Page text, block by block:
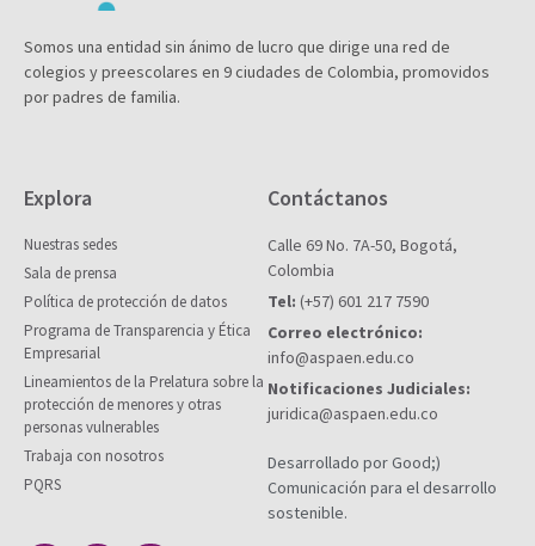
Somos una entidad sin ánimo de lucro que dirige una red de
colegios y preescolares en 9 ciudades de Colombia, promovidos
por padres de familia.
Explora
Nuestras sedes
Sala de prensa
Política de protección de datos
Programa de Transparencia y Ética
Empresarial
Lineamientos de la Prelatura sobre la
protección de menores y otras
personas vulnerables
Trabaja con nosotros
PQRS
Contáctanos
Calle 69 No. 7A-50, Bogotá,
Colombia
Tel: (+57) 601 217 7590
Correo electrónico:
info@aspaen.edu.co
Notificaciones Judiciales:
juridica@aspaen.edu.co
Desarrollado por Good;)
Comunicación para el desarrollo
sostenible.